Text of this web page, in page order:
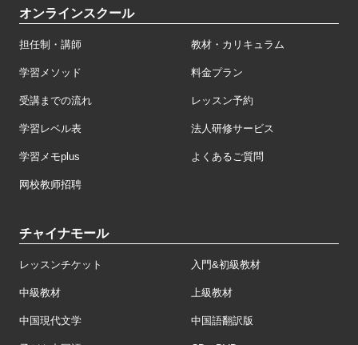
オンラインスクール
担任制・講師 教材・カリキュラム
学習メソッド 料金プラン
受講までの流れ レッスン予約
学習レベル表 法人研修サービス
学習メモplus よくあるご質問
网校教师招聘
チャイナモール
レッスンチケット 入門&初級教材
中級教材 上級教材
中国現代文学 中国語翻訳版